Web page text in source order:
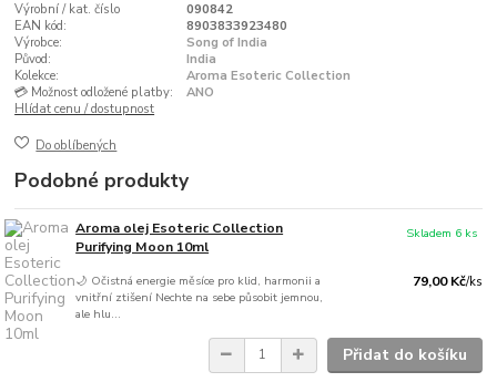
Výrobní / kat. číslo
090842
EAN kód:
8903833923480
Výrobce:
Song of India
Původ:
India
Kolekce:
Aroma Esoteric Collection
💳 Možnost odložené platby:
ANO
Hlídat cenu / dostupnost
Do oblíbených
Podobné produkty
Aroma olej Esoteric Collection
Purifying Moon 10ml
🌙 Očistná energie měsíce pro klid, harmonii a
vnitřní ztišení Nechte na sebe působit jemnou,
ale hlu...
79,00 Kč/ks
Skladem 6 ks
Přidat do košíku